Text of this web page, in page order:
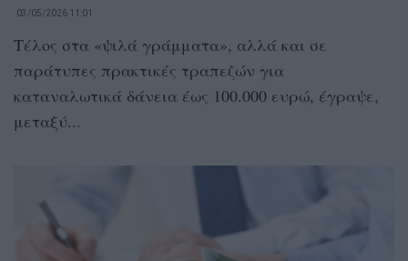
03/05/2026 11:01
Τέλος στα «ψιλά γράμματα», αλλά και σε
παράτυπες πρακτικές τραπεζών για
καταναλωτικά δάνεια έως 100.000 ευρώ, έγραψε,
μεταξύ...